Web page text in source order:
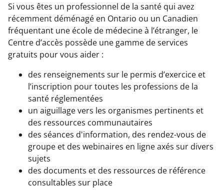
Si vous êtes un professionnel de la santé qui avez
récemment déménagé en Ontario ou un Canadien
fréquentant une école de médecine à l’étranger, le
Centre d’accès possède une gamme de services
gratuits pour vous aider :
des renseignements sur le permis d’exercice et
l’inscription pour toutes les professions de la
santé réglementées
un aiguillage vers les organismes pertinents et
des ressources communautaires
des séances d'information, des rendez-vous de
groupe et des webinaires en ligne axés sur divers
sujets
des documents et des ressources de référence
consultables sur place